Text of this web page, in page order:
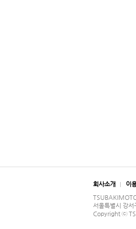
회사소개 이
서울특별시 강
Copyright ⓒ